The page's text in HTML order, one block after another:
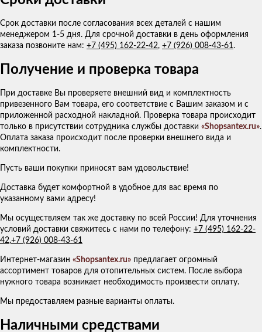
Срок доставки после согласования всех деталей с нашим
менеджером 1-5 дня. Для срочной доставки в день оформления
заказа позвоните нам: +7 (495) 162-22-42, +7 (926) 008-43-61 .
Получение и проверка товара
При доставке Вы проверяете внешний вид и комплектность
привезенного Вам товара, его соответствие с Вашим заказом и с
приложенной расходной накладной. Проверка товара происходит
только в присутствии сотрудника службы доставки «Shopsantex.ru».
Оплата заказа происходит после проверки внешнего вида и
комплектности.
Пусть ваши покупки приносят вам удовольствие!
Доставка будет комфортной в удобное для вас время по
указанному вами адресу!
Мы осуществляем так же доставку по всей России! Для уточнения
условий доставки свяжитесь с нами по телефону: +7 (495) 162-22-
42,+7 (926) 008-43-61
Интернет-магазин «Shopsantex.ru» предлагает огромный
ассортимент товаров для отопительных систем. После выбора
нужного товара возникает необходимость произвести оплату.
Мы предоставляем разные варианты оплаты.
Наличными средствами